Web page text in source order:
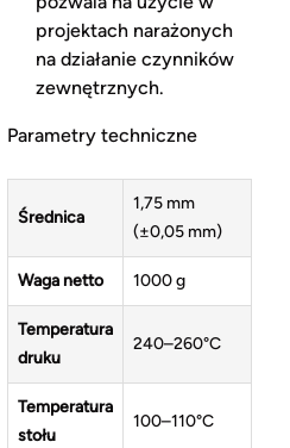
projektach narażonych
na działanie czynników
zewnętrznych.
Parametry techniczne
Średnica
1,75 mm
(±0,05 mm)
Waga netto 1000 g
Temperatura
druku
240–260°C
Temperatura
stołu
100–110°C